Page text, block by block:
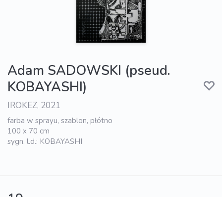
Adam SADOWSKI (pseud.
KOBAYASHI)
IROKEZ, 2021
farba w sprayu, szablon, płótno
100 x 70 cm
sygn. l.d.: KOBAYASHI